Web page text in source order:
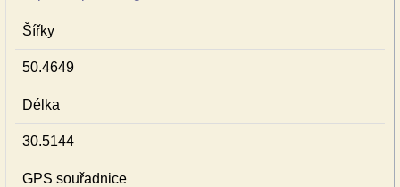
Šířky
50.4649
Délka
30.5144
GPS souřadnice